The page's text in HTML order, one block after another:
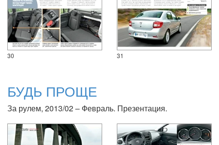
30 31
БУДЬ ПРОЩЕ
За рулем, 2013/02 – Февраль. Презентация.